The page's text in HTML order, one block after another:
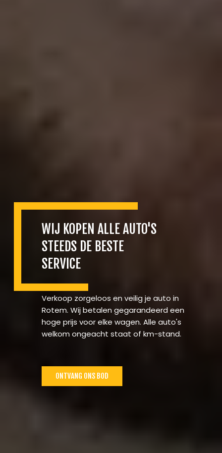
WIJ KOPEN ALLE AUTO'S
STEEDS DE BESTE
SERVICE
Verkoop zorgeloos en veilig je auto in
Rotem. Wij betalen gegarandeerd een
hoge prijs voor elke wagen. Alle auto's
welkom ongeacht staat of km-stand.
ONTVANG ONS BOD